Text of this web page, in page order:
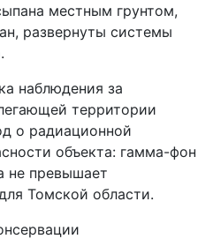
местным грунтом,
развернуты системы
наблюдения за
территории
о радиационной
объекта: гамма-фон
не превышает
Томской области.